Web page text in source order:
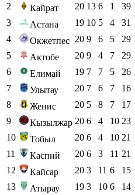
2
Кайрат 20 13 6 1 39
3
Астана 19 10 5 4 31
4
Окжетпес 20 9 6 5 29
5
Актобе 20 9 4 7 29
6
Елимай 19 7 7 5 26
7
Улытау 20 7 6 7 16
8
Женис 20 5 8 7 17
9
Кызылжар 20 6 4 10 23
10
Тобыл 20 6 4 10 21
11
Каспий 20 6 3 11 21
12
Кайсар 20 3 11 6 15
13
Атырау 19 3 10 6 14